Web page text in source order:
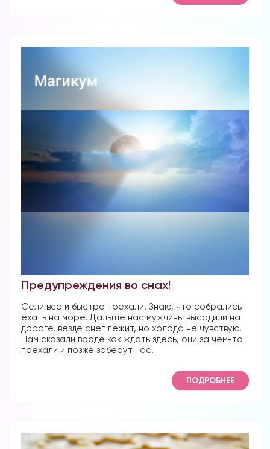
Предупреждения во снах!
Сели все и быстро поехали. Знаю, что собрались
ехать на море. Дальше нас мужчины высадили на
дороге, везде снег лежит, но холода не чувствую.
Нам сказали вроде как ждать здесь, они за чем-то
поехали и позже заберут нас.
ПОДРОБНЕЕ